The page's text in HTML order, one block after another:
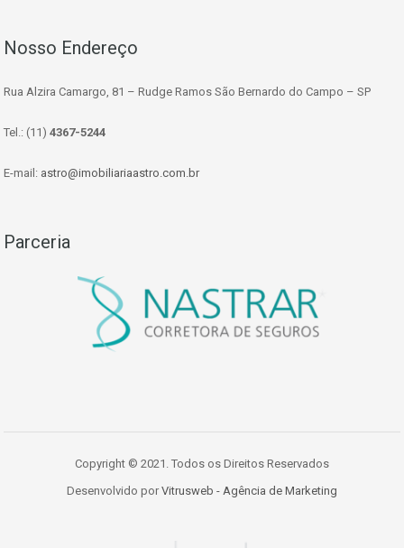
Nosso Endereço
Rua Alzira Camargo, 81 – Rudge Ramos São Bernardo do Campo – SP
Tel.: (11) 4367-5244
E-mail: astro@imobiliariaastro.com.br
Parceria
Copyright © 2021. Todos os Direitos Reservados
Desenvolvido por Vitrusweb - Agência de Marketing